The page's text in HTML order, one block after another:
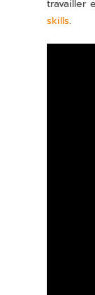
travailler
skills.